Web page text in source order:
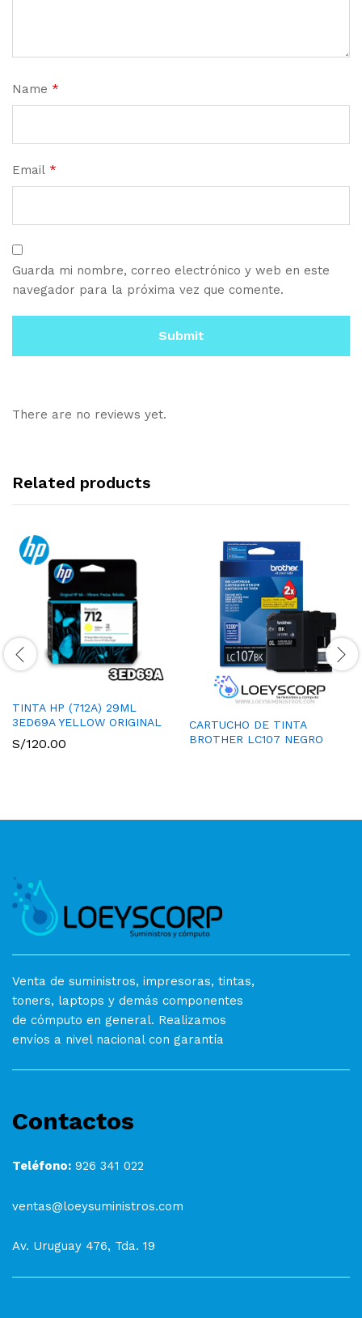
Name *
Email *
Guarda mi nombre, correo electrónico y web en este
navegador para la próxima vez que comente.
There are no reviews yet.
Related products
TINTA HP (712A) 29ML
3ED69A YELLOW ORIGINAL
S/120.00
CARTUCHO DE TINTA
BROTHER LC107 NEGRO
Venta de suministros, impresoras, tintas,
toners, laptops y demás componentes
de cómputo en general. Realizamos
envíos a nivel nacional con garantía
Contactos
Teléfono: 926 341 022
ventas@loeysuministros.com
Av. Uruguay 476, Tda. 19